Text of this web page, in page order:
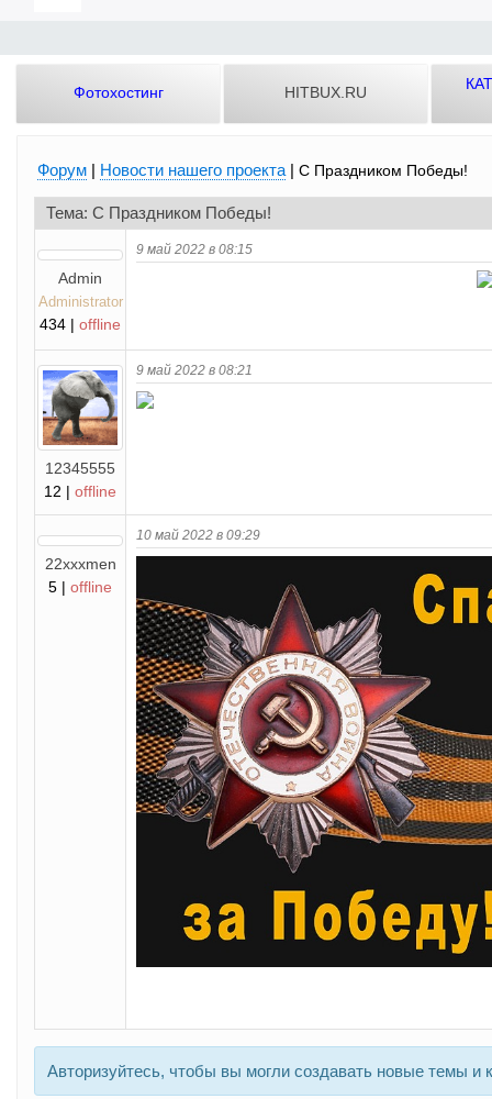
Фотохостинг HITBUX.RU
Форум | Новости нашего проекта | С Праздником Победы!
Тема: С Праздником Победы!
Admin
Administrator
434 | offline
9 май 2022 в 08:15
12345555
12 | offline
9 май 2022 в 08:21
22xxxmen
5 | offline
10 май 2022 в 09:29
Авторизуйтесь, чтобы вы могли создавать новые темы и